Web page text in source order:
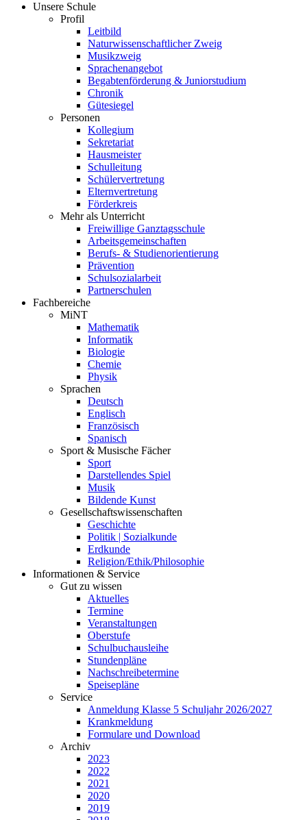
Unsere Schule
Profil
Leitbild
Naturwissenschaftlicher Zweig
Musikzweig
Sprachenangebot
Begabtenförderung & Juniorstudium
Chronik
Gütesiegel
Personen
Kollegium
Sekretariat
Hausmeister
Schulleitung
Schülervertretung
Elternvertretung
Förderkreis
Mehr als Unterricht
Freiwillige Ganztagsschule
Arbeitsgemeinschaften
Berufs- & Studienorientierung
Prävention
Schulsozialarbeit
Partnerschulen
Fachbereiche
MiNT
Mathematik
Informatik
Biologie
Chemie
Physik
Sprachen
Deutsch
Englisch
Französisch
Spanisch
Sport & Musische Fächer
Sport
Darstellendes Spiel
Musik
Bildende Kunst
Gesellschaftswissenschaften
Geschichte
Politik | Sozialkunde
Erdkunde
Religion/Ethik/Philosophie
Informationen & Service
Gut zu wissen
Aktuelles
Termine
Veranstaltungen
Oberstufe
Schulbuchausleihe
Stundenpläne
Nachschreibetermine
Speisepläne
Service
Anmeldung Klasse 5 Schuljahr 2026/2027
Krankmeldung
Formulare und Download
Archiv
2023
2022
2021
2020
2019